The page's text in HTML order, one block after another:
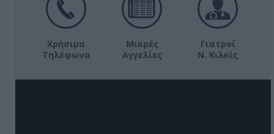
Χρήσιμα
Τηλέφωνα
Μικρές
Αγγελίες
Γιατροί
Ν. Κιλκίς